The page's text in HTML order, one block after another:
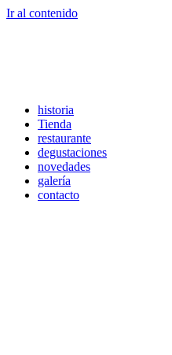
Ir al contenido
historia
Tienda
restaurante
degustaciones
novedades
galería
contacto